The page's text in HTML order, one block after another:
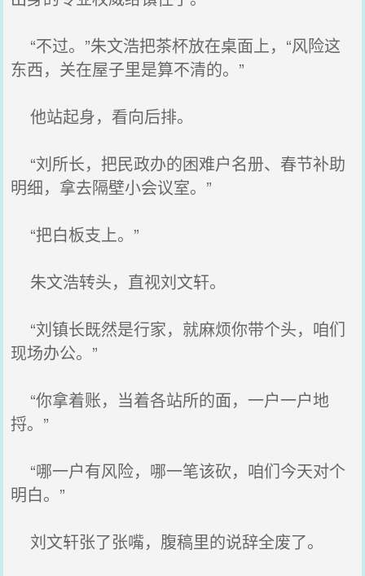
“不过。”朱文浩把茶杯放在桌面上，“风险这
东西，关在屋子里是算不清的。”
他站起身，看向后排。
“刘所长，把民政办的困难户名册、春节补助
明细，拿去隔壁小会议室。”
“把白板支上。”
朱文浩转头，直视刘文轩。
“刘镇长既然是行家，就麻烦你带个头，咱们
现场办公。”
“你拿着账，当着各站所的面，一户一户地
捋。”
“哪一户有风险，哪一笔该砍，咱们今天对个
明白。”
刘文轩张了张嘴，腹稿里的说辞全废了。